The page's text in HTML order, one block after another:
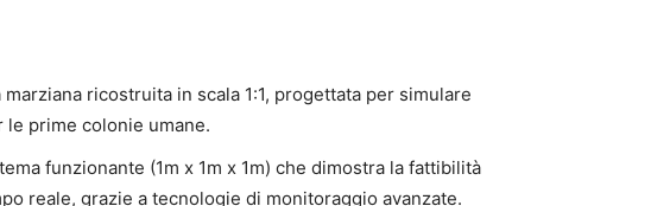
marziana ricostruita in scala 1:1, progettata per simulare
prime colonie umane.
funzionante (1m x 1m x 1m) che dimostra la fattibilità
reale, grazie a tecnologie di monitoraggio avanzate.